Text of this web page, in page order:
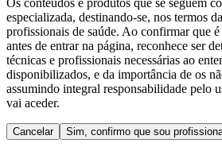
Tratamento de Feridas
Tratamento de Sangue
Soluções
Terapias
Cuidados Domiciliários
Coordenamos os seus cuidados
do hospital. Para mais informações,
cuidados domiciliários.
Descubra as tuas oportunidades de
Pesquise no nosso mercado de
trabalho interessantes.
Responsabilidade
Media
Contactos
Os conteúdos e produtos que se seguem
especializada, destinando-se, nos termos
profissionais de saúde. Ao confirmar que
antes de entrar na página, reconhece ser
técnicas e profissionais necessárias ao
disponibilizados, e da importância de os
assumindo integral responsabilidade pelo
vai aceder.
Cancelar Sim, confirmo que sou